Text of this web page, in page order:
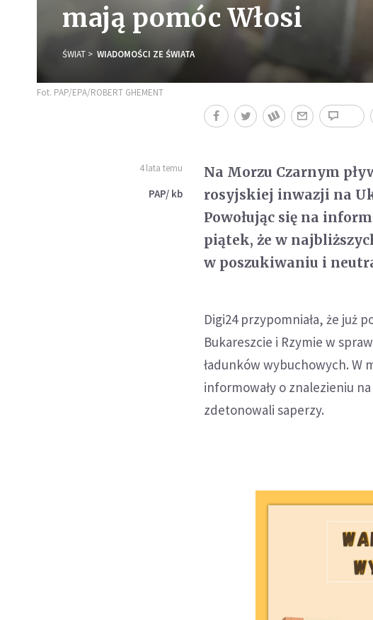
mają pomóc Włosi
ŚWIAT WIADOMOŚCI ZE ŚWIATA
Fot. PAP/EPA/ROBERT GHEMENT
4 lata temu
PAP/ kb
Na Morzu Czarnym
rosyjskiej inwazji na
Powołując się na
piątek, że w
w poszukiwaniu i
Digi24 przypomniała, że już
Bukareszcie i Rzymie w
ładunków wybuchowych. W
informowały o znalezieniu
zdetonowali saperzy.